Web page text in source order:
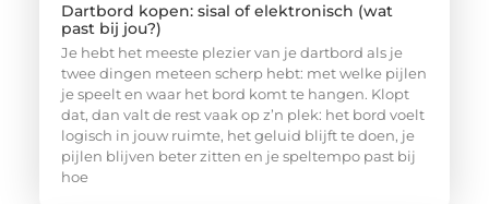
Dartbord kopen: sisal of elektronisch (wat
past bij jou?)
Je hebt het meeste plezier van je dartbord als je
twee dingen meteen scherp hebt: met welke pijlen
je speelt en waar het bord komt te hangen. Klopt
dat, dan valt de rest vaak op z’n plek: het bord voelt
logisch in jouw ruimte, het geluid blijft te doen, je
pijlen blijven beter zitten en je speltempo past bij
hoe